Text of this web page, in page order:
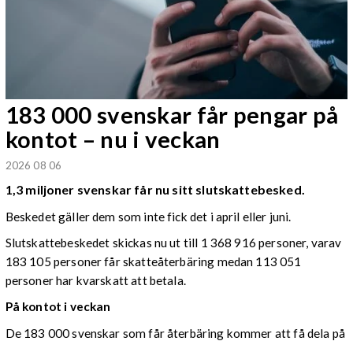
183 000 svenskar får pengar på
kontot – nu i veckan
2026 08 06
1,3 miljoner svenskar får nu sitt slutskattebesked.
Beskedet gäller dem som inte fick det i april eller juni.
Slutskattebeskedet skickas nu ut till 1 368 916 personer, varav
183 105 personer får skatteåterbäring medan 113 051
personer har kvarskatt att betala.
På kontot i veckan
De 183 000 svenskar som får återbäring kommer att få dela på